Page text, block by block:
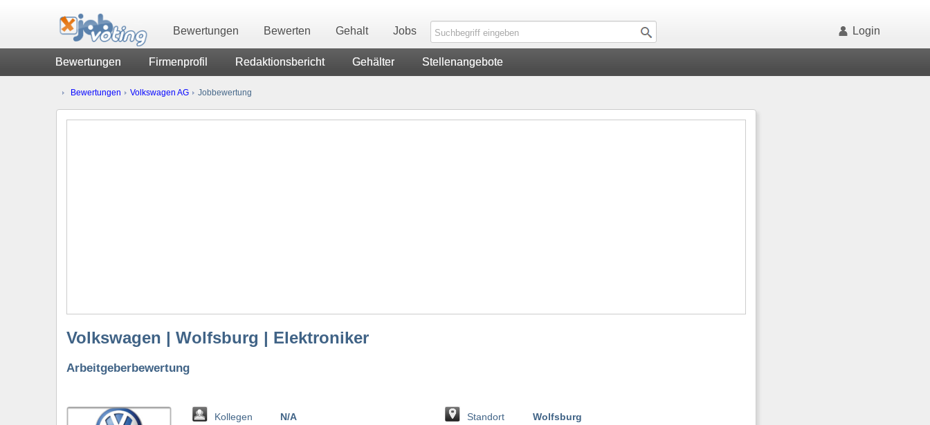
Bewertungen Bewerten Gehalt Jobs Login
Bewertungen Firmenprofil Redaktionsbericht Gehälter Stellenangebote
Bewertungen Volkswagen AG Jobbewertung
Volkswagen | Wolfsburg | Elektroniker
Arbeitgeberbewertung
Kollegen
N/A
Standort
Wolfsburg